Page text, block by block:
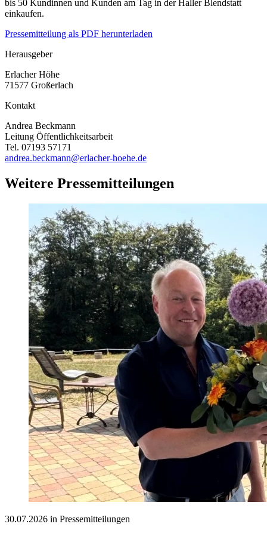
bis 50 Kundinnen und Kunden am Tag in der Haller Blendstatt
einkaufen.
Pressemitteilung als PDF herunterladen
Herausgeber
Erlacher Höhe
71577 Großerlach
Kontakt
Andrea Beckmann
Leitung Öffentlichkeitsarbeit
Tel. 07193 57171
andrea.beckmann@erlacher-hoehe.de
Weitere Pressemitteilungen
30.07.2026 in Pressemitteilungen